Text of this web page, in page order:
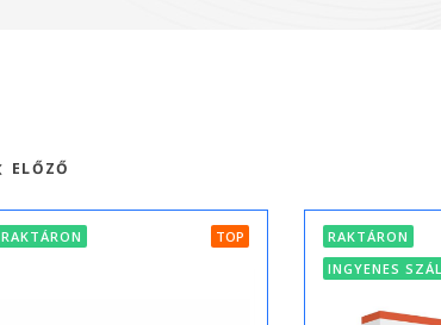
ELŐZŐ
RAKTÁRON TOP
RAKTÁRON
INGYENES